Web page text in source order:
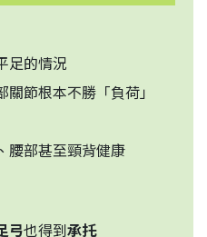
足的情況
節根本不勝「負荷」
腰部甚至頸背健康
弓也得到承托